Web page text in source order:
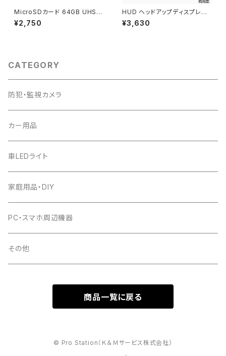
MicroSDカード 64GB UHS-I
V30 超高速最大95MB SDカ
ード変換アダプタ USBカードリ
¥2,750
HUD ヘッドアップディスプレイ
M7 GPS/OBD2対応 大画面 カ
ラフル 車載スピードメーター フ
¥3,630
CATEGORY
防犯・監視カメラ
カー用品
車LEDライト
家庭用品・DIY
PC・スマホ周辺機器
その他
商品一覧に戻る
© Pro Station（Ｋ＆Ｍサービス株式会社）